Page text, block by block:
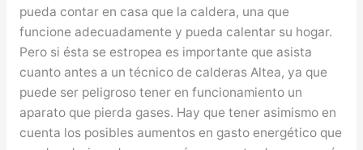
pueda contar en casa que la caldera, una que
funcione adecuadamente y pueda calentar su hogar.
Pero si ésta se estropea es importante que asista
cuanto antes a un técnico de calderas Altea, ya que
puede ser peligroso tener en funcionamiento un
aparato que pierda gases. Hay que tener asimismo en
cuenta los posibles aumentos en gasto energético que